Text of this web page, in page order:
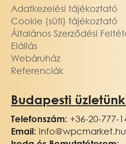
Adatkezelési tájékoztató
Cookie (süti) tájékoztató
Általános Szerződési
Elállás
Webáruház
Referenciák
Budapesti üzletünk
Telefonszám: +36-20-777-
Email: info@wpcmarket.hu